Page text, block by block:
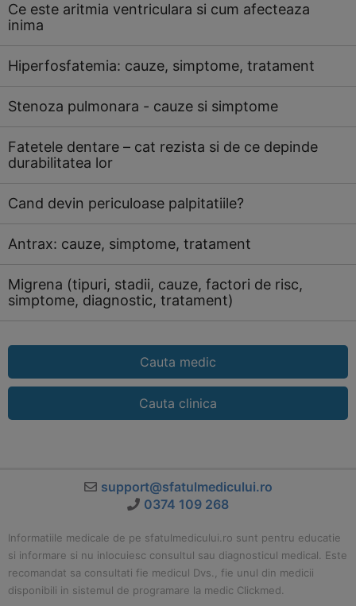
Ce este aritmia ventriculara si cum afecteaza
inima
Hiperfosfatemia: cauze, simptome, tratament
Stenoza pulmonara - cauze si simptome
Fatetele dentare – cat rezista si de ce depinde
durabilitatea lor
Cand devin periculoase palpitatiile?
Antrax: cauze, simptome, tratament
Migrena (tipuri, stadii, cauze, factori de risc,
simptome, diagnostic, tratament)
Cauta medic
Cauta clinica
support@sfatulmedicului.ro
0374 109 268
Informatiile medicale de pe sfatulmedicului.ro sunt pentru educatie
si informare si nu inlocuiesc consultul sau diagnosticul medical. Este
recomandat sa consultati fie medicul Dvs., fie unul din medicii
disponibili in sistemul de programare la medic Clickmed.